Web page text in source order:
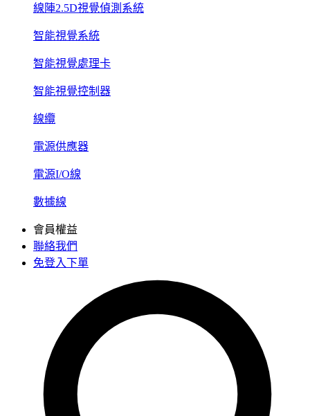
線陣2.5D視覺偵測系統
智能視覺系統
智能視覺處理卡
智能視覺控制器
線纜
電源供應器
電源I/O線
數據線
會員權益
聯絡我們
免登入下單